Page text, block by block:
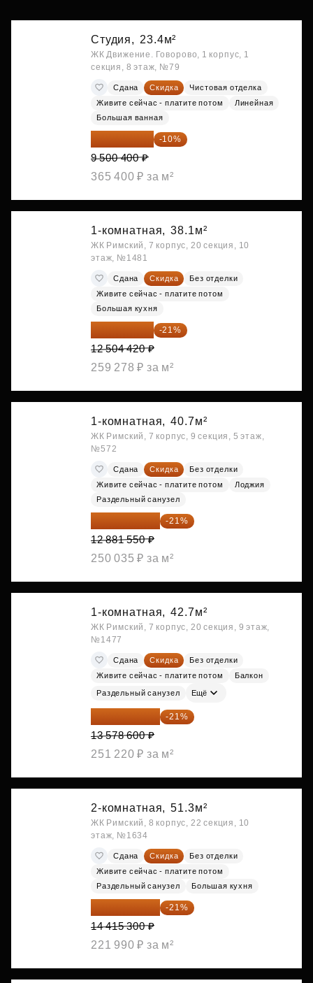
Студия, 23.4м²
ЖК Движение. Говорово, 1 корпус, 1
секция, 8 этаж, №79
Сдана Скидка
Чистовая отделка
Живите сейчас - платите потом
Линейная
Большая ванная
-10%
9 500 400 ₽
365 400 ₽ за м²
1-комнатная, 38.1м²
ЖК Римский, 7 корпус, 20 секция, 10
этаж, №1481
Сдана Скидка
Без отделки
Живите сейчас - платите потом
Большая кухня
-21%
12 504 420 ₽
259 278 ₽ за м²
1-комнатная, 40.7м²
ЖК Римский, 7 корпус, 9 секция, 5 этаж,
№572
Сдана Скидка
Без отделки
Живите сейчас - платите потом
Лоджия
Раздельный санузел
10 176 425 ₽ -21%
12 881 550 ₽
250 035 ₽ за м²
1-комнатная, 42.7м²
ЖК Римский, 7 корпус, 20 секция, 9 этаж,
№1477
Сдана Скидка
Без отделки
Живите сейчас - платите потом
Балкон
Раздельный санузел Ещё
10 727 094 ₽ -21%
13 578 600 ₽
251 220 ₽ за м²
2-комнатная, 51.3м²
ЖК Римский, 8 корпус, 22 секция, 10
этаж, №1634
Сдана Скидка
Без отделки
Живите сейчас - платите потом
Раздельный санузел
Большая кухня
11 388 087 ₽ -21%
14 415 300 ₽
221 990 ₽ за м²